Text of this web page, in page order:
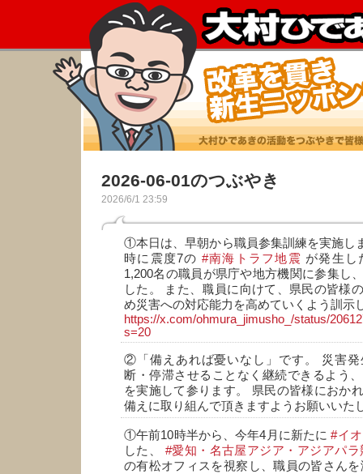
2026-06-01のつぶやき
2026/6/1 23:59
①本日は、早朝から職員参集訓練を実施し
時に震度7の #南海トラフ地震 が発生し
1,200名の職員が県庁や地方機関に参集し
した。 また、職員に向けて、県民の皆様
め災害への対応能力を高めていくよう訓示
https://x.com/ohmura_jimusho_/status/
s=20
②「備えあれば憂いなし」です。 災害発
断・停滞させることなく継続できるよう
を実施して参ります。 県民の皆様におか
備えに取り組んで頂きますようお願いいた
①午前10時半から、今年4月に新たに#イ
した、 #愛知・名古屋アジア・アジアパラ
の有松オフィスを視察し、職員の皆さん